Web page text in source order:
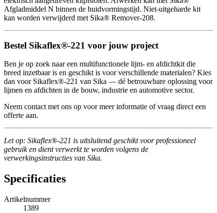
Afgladmiddel N binnen de huidvormingstijd. Niet-uitgeharde kit
kan worden verwijderd met Sika® Remover-208.
Bestel Sikaflex®-221 voor jouw project
Ben je op zoek naar een multifunctionele lijm- en afdichtkit die
breed inzetbaar is en geschikt is voor verschillende materialen? Kies
dan voor Sikaflex®-221 van Sika — dé betrouwbare oplossing voor
lijmen en afdichten in de bouw, industrie en automotive sector.
Neem contact met ons op voor meer informatie of vraag direct een
offerte aan.
Let op: Sikaflex®-221 is uitsluitend geschikt voor professioneel
gebruik en dient verwerkt te worden volgens de
verwerkingsinstructies van Sika.
Specificaties
Artikelnummer
1389